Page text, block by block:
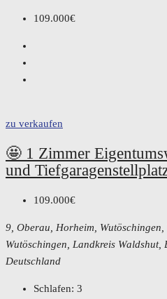
109.000€
zu verkaufen
🤩 1 Zimmer
und
109.000€
9, Oberau, Horheim, Wutöschingen,
Wutöschingen, Landkreis Waldshut,
Deutschland
Schlafen: 3